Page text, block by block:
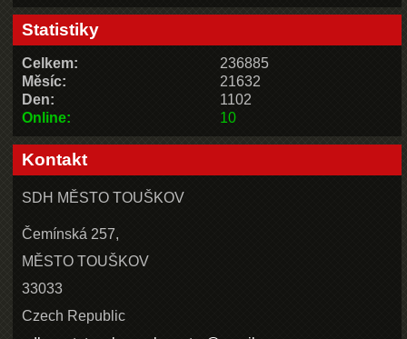
Statistiky
Online: 10
Celkem:
236885
Měsíc:
21632
Den:
1102
Kontakt
SDH MĚSTO TOUŠKOV
Čemínská 257,
MĚSTO TOUŠKOV
33033
Czech Republic